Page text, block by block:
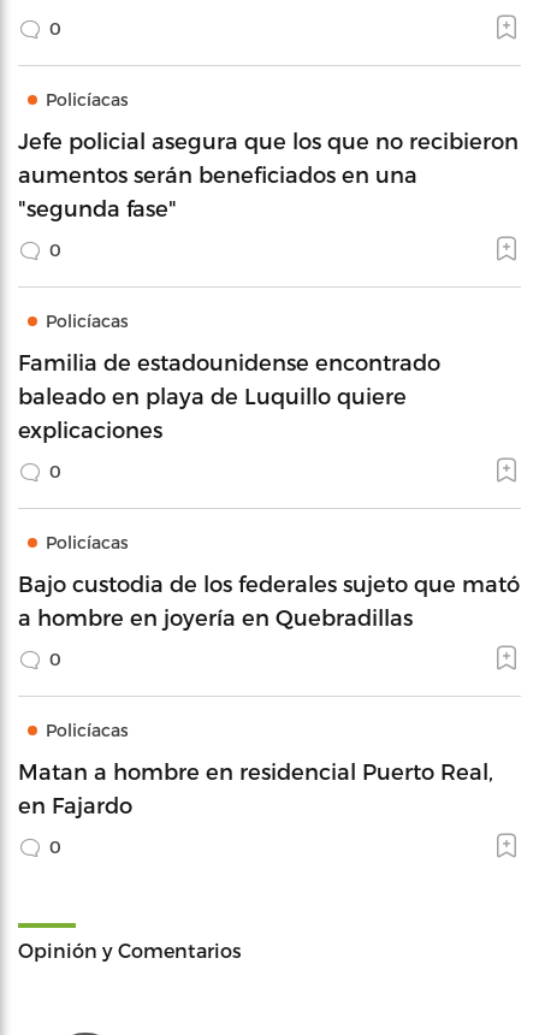
0
Policíacas
Jefe policial asegura que los que no recibieron
aumentos serán beneficiados en una
"segunda fase"
0
Policíacas
Familia de estadounidense encontrado
baleado en playa de Luquillo quiere
explicaciones
0
Policíacas
Bajo custodia de los federales sujeto que mató
a hombre en joyería en Quebradillas
0
Policíacas
Matan a hombre en residencial Puerto Real,
en Fajardo
0
Opinión y Comentarios